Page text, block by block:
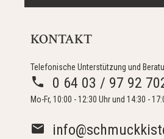
KONTAKT
Telefonische Unterstützung und
0 64 03 / 97 92
Mo-Fr, 10:00 - 12:30 Uhr und 14:30 -